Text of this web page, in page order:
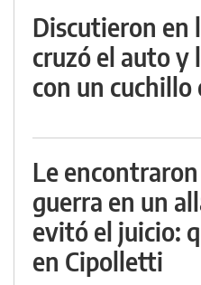
Discutieron en
cruzó el auto y
con un cuchillo
Le
guerra en un
evitó el juicio:
en Cipolletti